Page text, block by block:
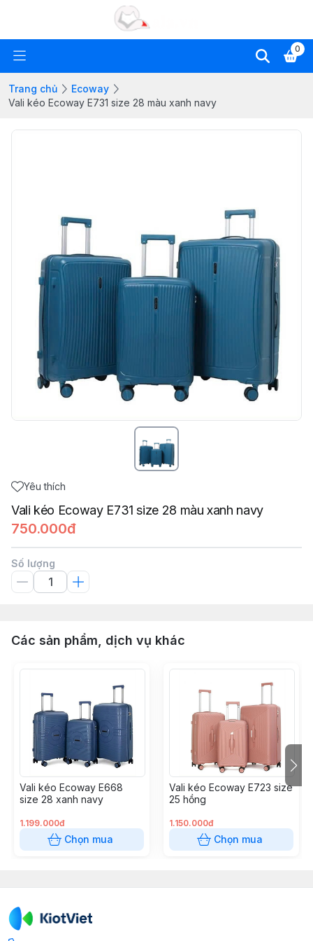
0
Trang chủ
Ecoway
Vali kéo Ecoway E731 size 28 màu xanh navy
Yêu thích
Vali kéo Ecoway E731 size 28 màu xanh navy
750.000đ
Số lượng
Các sản phẩm, dịch vụ khác
Vali kéo Ecoway E668
size 28 xanh navy
1.199.000đ
Chọn mua
Vali kéo Ecoway E723 size
25 hồng
1.150.000đ
Chọn mua